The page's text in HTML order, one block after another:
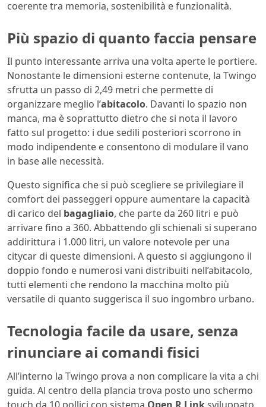
coerente tra memoria, sostenibilità e funzionalità.
Più spazio di quanto faccia pensare
Il punto interessante arriva una volta aperte le portiere.
Nonostante le dimensioni esterne contenute, la Twingo
sfrutta un passo di 2,49 metri che permette di
organizzare meglio l’abitacolo. Davanti lo spazio non
manca, ma è soprattutto dietro che si nota il lavoro
fatto sul progetto: i due sedili posteriori scorrono in
modo indipendente e consentono di modulare il vano
in base alle necessità.
Questo significa che si può scegliere se privilegiare il
comfort dei passeggeri oppure aumentare la capacità
di carico del bagagliaio, che parte da 260 litri e può
arrivare fino a 360. Abbattendo gli schienali si superano
addirittura i 1.000 litri, un valore notevole per una
citycar di queste dimensioni. A questo si aggiungono il
doppio fondo e numerosi vani distribuiti nell’abitacolo,
tutti elementi che rendono la macchina molto più
versatile di quanto suggerisca il suo ingombro urbano.
Tecnologia facile da usare, senza
rinunciare ai comandi fisici
All’interno la Twingo prova a non complicare la vita a chi
guida. Al centro della plancia trova posto uno schermo